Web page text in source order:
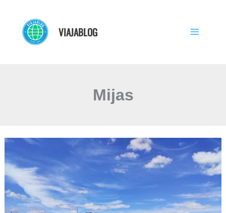
contenido
VIAJABLOG
Mijas